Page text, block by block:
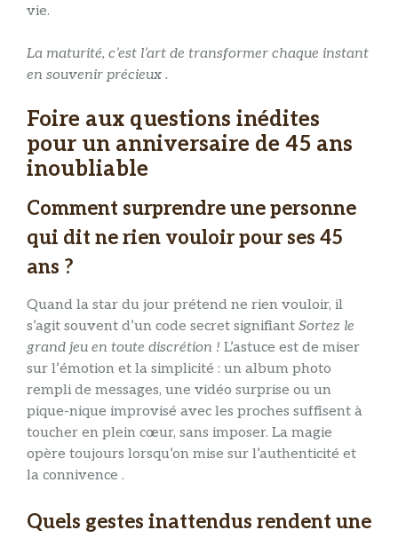
vie.
La maturité, c’est l’art de transformer chaque instant
en souvenir précieux .
Foire aux questions inédites
pour un anniversaire de 45 ans
inoubliable
Comment surprendre une personne
qui dit ne rien vouloir pour ses 45
ans ?
Quand la star du jour prétend ne rien vouloir, il
s’agit souvent d’un code secret signifiant Sortez le
grand jeu en toute discrétion ! L’astuce est de miser
sur l’émotion et la simplicité : un album photo
rempli de messages, une vidéo surprise ou un
pique-nique improvisé avec les proches suffisent à
toucher en plein cœur, sans imposer. La magie
opère toujours lorsqu’on mise sur l’authenticité et
la connivence .
Quels gestes inattendus rendent une